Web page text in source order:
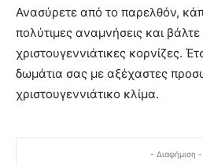
Ανασύρετε από το παρελθόν,
πολύτιμες αναμνήσεις και βάλτε
χριστουγεννιάτικες κορνίζες.
δωμάτια σας με αξέχαστες
χριστουγεννιάτικο κλίμα.
- Διαφήμιση -